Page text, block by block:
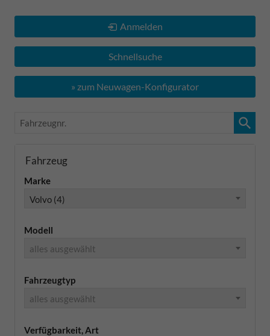
Anmelden
Schnellsuche
» zum Neuwagen-Konfigurator
Fahrzeugnr.
Fahrzeug
Marke
Volvo (4)
Modell
alles ausgewählt
Fahrzeugtyp
alles ausgewählt
Verfügbarkeit, Art